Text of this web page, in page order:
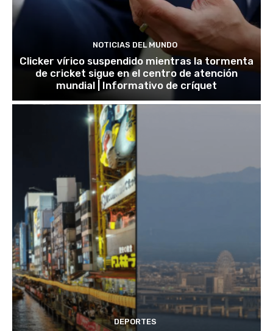
NOTICIAS DEL MUNDO
Clicker vírico suspendido mientras la tormenta
de cricket sigue en el centro de atención
mundial | Informativo de críquet
DEPORTES